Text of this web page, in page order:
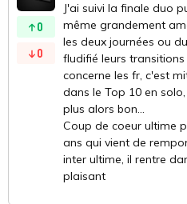
0
0
J'ai suivi la finale duo
même grandement
les deux journées ou
fludifié leurs transitions
concerne les fr, c'est
dans le Top 10 en
plus alors bon...
Coup de coeur ultime
ans qui vient de
inter ultime, il rentre
plaisant